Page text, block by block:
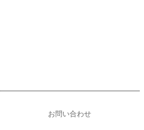
お問い合わせ